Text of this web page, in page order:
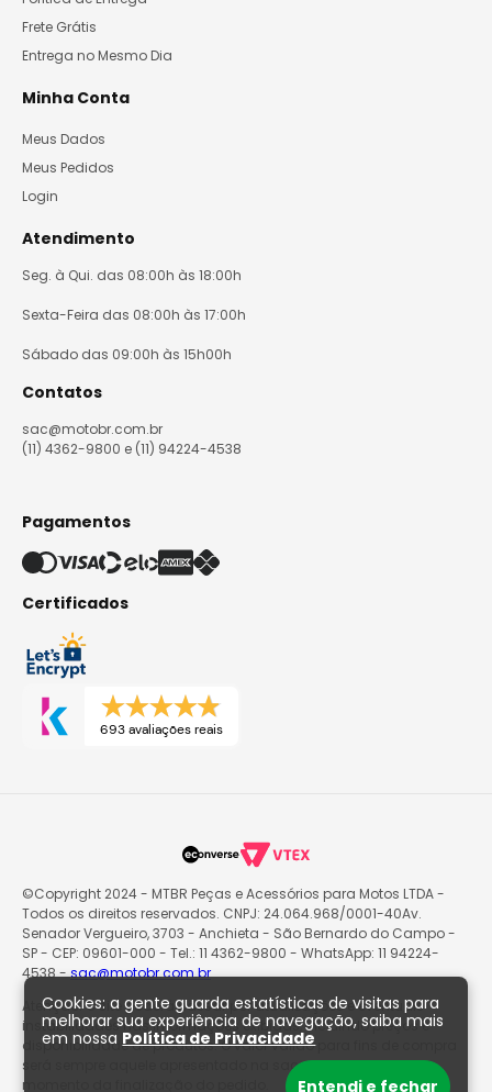
Cookies: a gente guarda estatísticas de visitas para
melhorar sua experiência de navegação, saiba mais
em nossa Política de Privacidade
Entendi e fechar
Frete Grátis
Entrega no Mesmo Dia
Minha Conta
Meus Dados
Meus Pedidos
Login
Atendimento
Seg. à Qui. das 08:00h às 18:00h
Sexta-Feira das 08:00h às 17:00h
Sábado das 09:00h às 15h00h
Contatos
sac@motobr.com.br
(11) 4362-9800 e (11) 94224-4538
Pagamentos
Certificados
693 avaliações reais
©Copyright 2024 - MTBR Peças e Acessórios para Motos LTDA -
Todos os direitos reservados. CNPJ: 24.064.968/0001-40Av.
Senador Vergueiro, 3703 - Anchieta - São Bernardo do Campo -
SP - CEP: 09601-000 - Tel.: 11 4362-9800 - WhatsApp: 11 94224-
4538 -sac@motobr.com.br
Atenção: O site poderá passar por atualizações e eventuais
instabilidades nas informações exibidas, incluindo preços e
disponibilidade de produtos. O valor válido para fins de compra
será sempre aquele apresentado na sacola de produtos no
momento da finalização do pedido.